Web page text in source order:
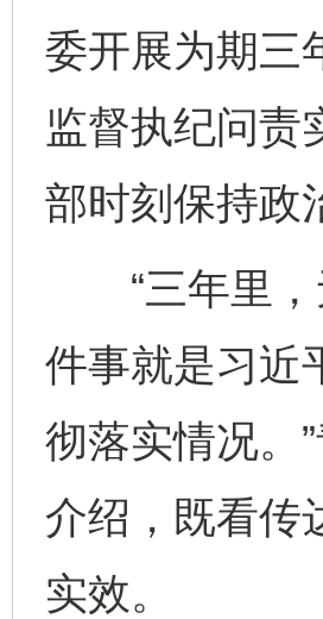
委开展为期三
监督执纪问责
部时刻保持政
“三年里，
件事就是习近
彻落实情况。
介绍，既看传
实效。